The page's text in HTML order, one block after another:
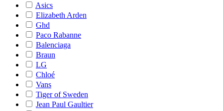
Asics
Elizabeth Arden
Ghd
Paco Rabanne
Balenciaga
Braun
LG
Chloé
Vans
Tiger of Sweden
Jean Paul Gaultier